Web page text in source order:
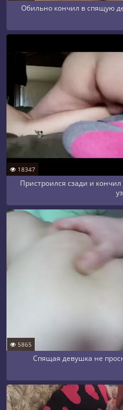
Обильно кончил в спящую
18347
Пристроился сзади и
5865
Спящая девушка не